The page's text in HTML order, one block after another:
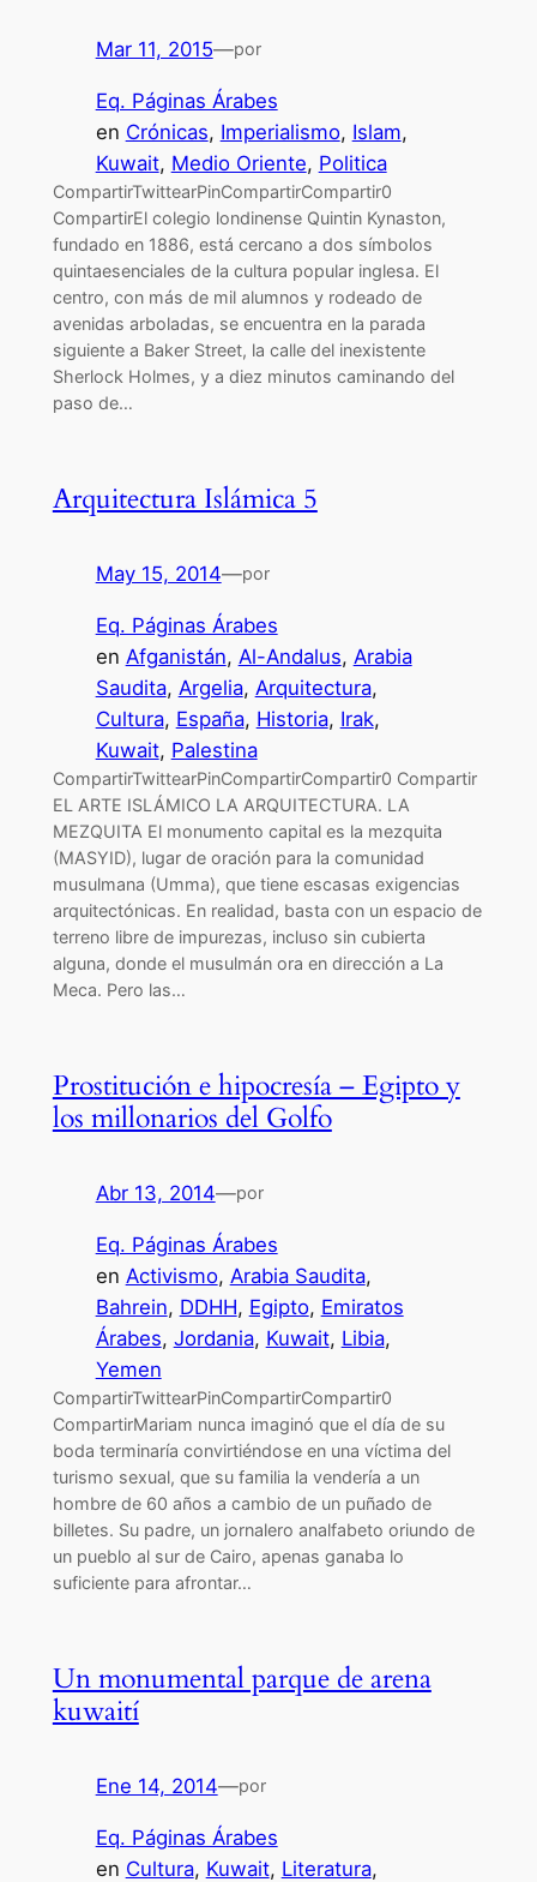
Mar 11, 2015—por
Eq. Páginas Árabes
en Crónicas, Imperialismo, Islam
Kuwait, Medio Oriente, Politica
CompartirTwittearPinCompartirCompartir0
CompartirEl colegio londinense Quintin Kynaston,
fundado en 1886, está cercano a dos símbolos
quintaesenciales de la cultura popular inglesa. El
centro, con más de mil alumnos y rodeado de
avenidas arboladas, se encuentra en la parada
siguiente a Baker Street, la calle del inexistente
Sherlock Holmes, y a diez minutos caminando del
paso de…
Arquitectura Islámica 5
May 15, 2014—por
Eq. Páginas Árabes
en Afganistán, Al-Andalus, Arabia
Saudita, Argelia, Arquitectura
Cultura, España, Historia, Irak
Kuwait, Palestina
CompartirTwittearPinCompartirCompartir0 Compartir
EL ARTE ISLÁMICO LA ARQUITECTURA. LA
MEZQUITA El monumento capital es la mezquita
(MASYID), lugar de oración para la comunidad
musulmana (Umma), que tiene escasas exigencias
arquitectónicas. En realidad, basta con un espacio de
terreno libre de impurezas, incluso sin cubierta
alguna, donde el musulmán ora en dirección a La
Meca. Pero las…
Prostitución e hipocresía – Egipto y
los millonarios del Golfo
Abr 13, 2014—por
Eq. Páginas Árabes
en Activismo, Arabia Saudita
Bahrein, DDHH, Egipto, Emiratos
Árabes, Jordania, Kuwait, Libia
Yemen
CompartirTwittearPinCompartirCompartir0
CompartirMariam nunca imaginó que el día de su
boda terminaría convirtiéndose en una víctima del
turismo sexual, que su familia la vendería a un
hombre de 60 años a cambio de un puñado de
billetes. Su padre, un jornalero analfabeto oriundo de
un pueblo al sur de Cairo, apenas ganaba lo
suficiente para afrontar…
Un monumental parque de arena
kuwaití
Ene 14, 2014—por
Eq. Páginas Árabes
en Cultura, Kuwait, Literatura